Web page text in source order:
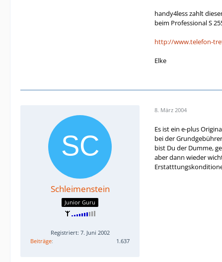
scraby
handy4less zahlt
beim Professional S
http://www.telefon-
Elke
Schleimenstein
Junior Guru
Registriert: 7. Juni 2002
Beiträge
1.637
8. März 2004
Es ist ein e-plus
bei der
bist Du der Dumme,
aber dann wieder